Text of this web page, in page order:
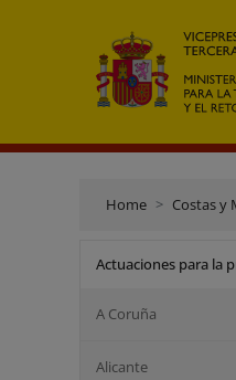
Home Costas y
Actuaciones para la
A Coruña
Alicante